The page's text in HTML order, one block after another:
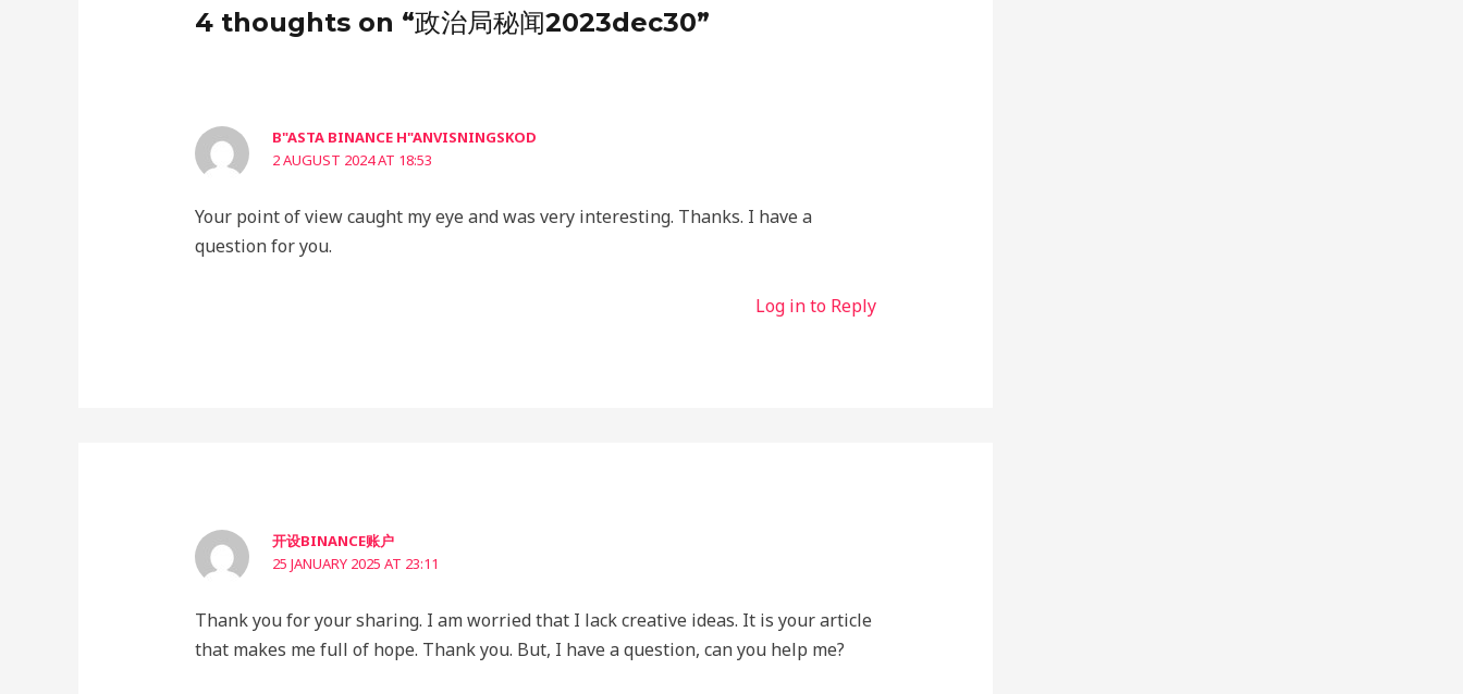
4 thoughts on “政治局秘闻2023dec30”
B"ASTA BINANCE H"ANVISNINGSKOD
2 AUGUST 2024 AT 18:53
Your point of view caught my eye and was very interesting. Thanks. I have a
question for you.
Log in to Reply
开设BINANCE账户
25 JANUARY 2025 AT 23:11
Thank you for your sharing. I am worried that I lack creative ideas. It is your article
that makes me full of hope. Thank you. But, I have a question, can you help me?